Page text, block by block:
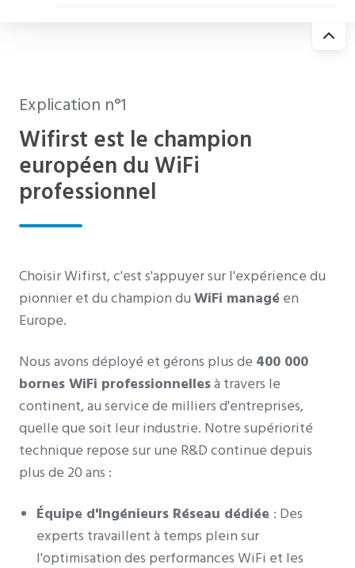
Explication n°1
Wifirst est le champion
européen du WiFi
professionnel
Choisir Wifirst, c'est s'appuyer sur l'expérience du
pionnier et du champion du WiFi managé en
Europe.
Nous avons déployé et gérons plus de 400 000
bornes WiFi professionnellesà travers le
continent, au service de milliers d'entreprises,
quelle que soit leur industrie. Notre supériorité
technique repose sur une R&D continue depuis
plus de 20 ans :
Équipe d'Ingénieurs Réseau dédiée : Des
experts travaillent à temps plein sur
l'optimisation des performances WiFi et les